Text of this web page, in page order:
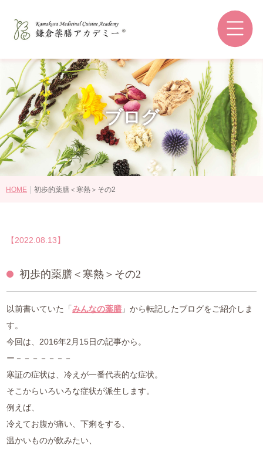
コースの選び方
講師紹介
認定資格・ライセンス認定教室
受講生の感想
認定資格について
中医薬膳営養師コース
プライベートレッスン
和の薬膳®クラス
山内メソッドセミナー
特別講座
ブログ
HOME | 初歩的薬膳＜寒熱＞その2
【2022.08.13】
初歩的薬膳＜寒熱＞その2
以前書いていた「みんなの薬膳 」から転記したブログをご紹介しま
す。
今回は、2016年2月15日の記事から。
ー－－－－－－－
寒証の症状は、冷えが一番代表的な症状。
そこからいろいろな症状が派生します。
例えば、
冷えてお腹が痛い、下痢をする、
温かいものが飲みたい、